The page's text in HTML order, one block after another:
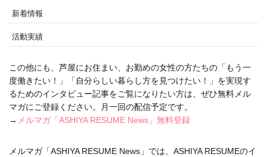
新着情報
活動実績
この他にも、芦屋にお住まい、お勤めの女性の方たちの「もう一
度働きたい！」「自分らしい暮らし方を見つけたい！」を実現す
るためのインタビュー記事をご覧になりたい方は、ぜひ無料メル
マガにご登録ください。月一回の配信予定です。
→ メルマガ「ASHIYA RESUME News」無料登録
メルマガ「ASHIYA RESUME News」では、ASHIYA RESUMEのイ